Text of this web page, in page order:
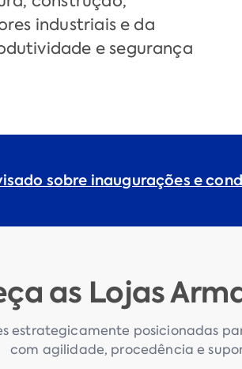
industriais e da
e segurança
sobre inaugurações e
as Lojas
estrategicamente posicionadas
com agilidade, procedência e